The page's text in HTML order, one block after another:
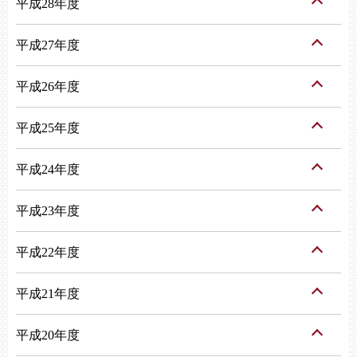
平成28年度
平成27年度
平成26年度
平成25年度
平成24年度
平成23年度
平成22年度
平成21年度
平成20年度